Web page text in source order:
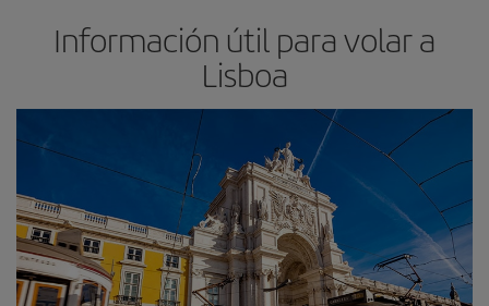
Información útil para volar a
Lisboa